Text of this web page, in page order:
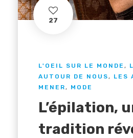
27
L'OEIL SUR LE MONDE ,
AUTOUR DE NOUS , LES
MENER , MODE
L’épilation,
tradition